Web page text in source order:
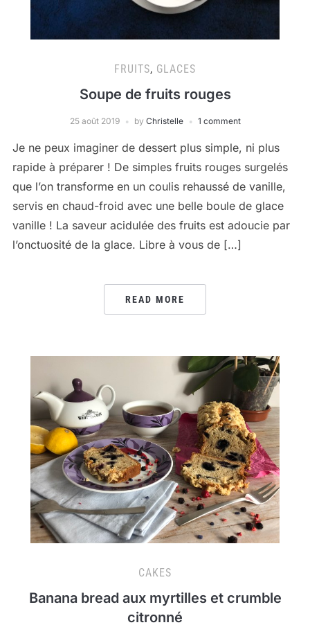
FRUITS, GLACES
Soupe de fruits rouges
25 août 2019 by Christelle 1 comment
Je ne peux imaginer de dessert plus simple, ni plus
rapide à préparer ! De simples fruits rouges surgelés
que l’on transforme en un coulis rehaussé de vanille,
servis en chaud-froid avec une belle boule de glace
vanille ! La saveur acidulée des fruits est adoucie par
l’onctuosité de la glace. Libre à vous de […]
READ MORE
CAKES
Banana bread aux myrtilles et crumble
citronné